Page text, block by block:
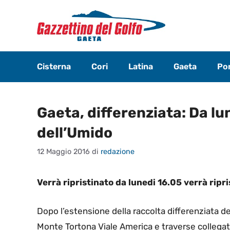
contenuto
Cisterna Cori Latina Gaeta
Gaeta, differenziata: Da
dell’Umido
12 Maggio 2016 di redazione
Verrà ripristinato da lunedi 16.05 verrà
Dopo l’estensione della raccolta differenziata
Monte Tortona Viale America e traverse